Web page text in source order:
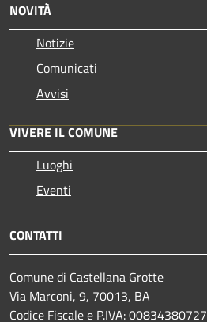
NOVITÀ
Notizie
Comunicati
Avvisi
VIVERE IL COMUNE
Luoghi
Eventi
CONTATTI
Comune di Castellana Grotte
Via Marconi, 9, 70013, BA
Codice Fiscale e P.IVA: 00834380727